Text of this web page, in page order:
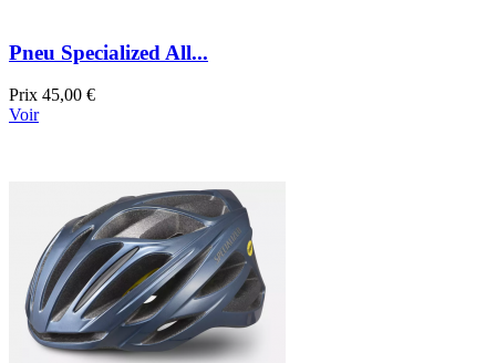
Pneu Specialized All...
Prix 45,00 €
Voir